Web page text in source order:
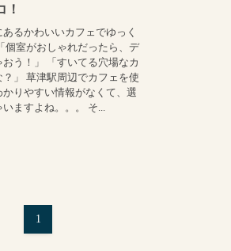
！
あるかわいいカフェでゆっく
個室がおしゃれだったら、デ
う！」 「すいてる穴場なカ
」 草津駅周辺でカフェを使
かりやすい情報がなくて、選
ますよね。。。 そ...
1